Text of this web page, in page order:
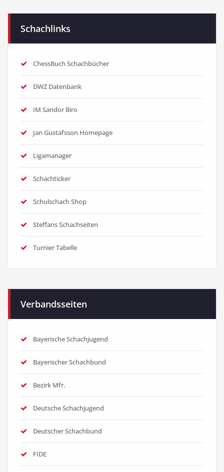
Schachlinks
ChessBuch Schachbücher
DWZ Datenbank
IM Sandor Biro
Jan Gustafsson Homepage
Ligamanager
Schachticker
Schulschach Shop
Steffans Schachseiten
Turnier Tabelle
Verbandsseiten
Bayerische Schachjugend
Bayerischer Schachbund
Bezirk Mfr.
Deutsche Schachjugend
Deutscher Schachbund
FIDE